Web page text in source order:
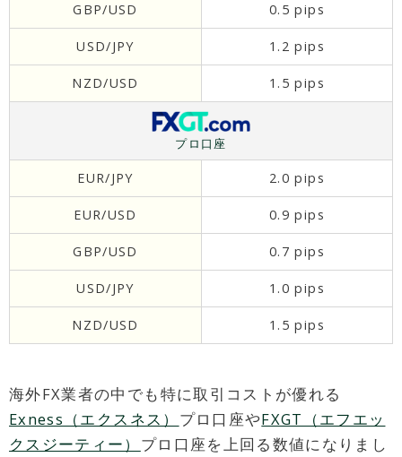
GBP/USD 0.5 pips
USD/JPY 1.2 pips
NZD/USD 1.5 pips
プロ口座
EUR/JPY 2.0 pips
EUR/USD 0.9 pips
GBP/USD 0.7 pips
USD/JPY 1.0 pips
NZD/USD 1.5 pips
海外FX業者の中でも特に取引コストが優れる
Exness（エクスネス） プロ口座やFXGT（エフエッ
クスジーティー） プロ口座を上回る数値になりまし